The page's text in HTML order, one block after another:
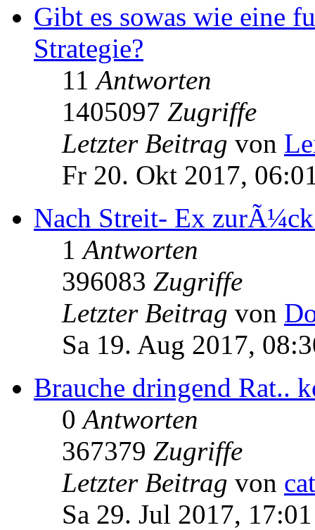
Gibt es sowas wie eine
Strategie?
11Antworten
1405097 Zugriffe
Letzter Beitrag von
Fr 20. Okt 2017,
Nach Streit- Ex
1Antworten
396083 Zugriffe
Letzter Beitrag von
Sa 19. Aug 2017,
Brauche dringend Rat..
0Antworten
367379 Zugriffe
Letzter Beitrag von
Sa 29. Jul 2017, 17:01